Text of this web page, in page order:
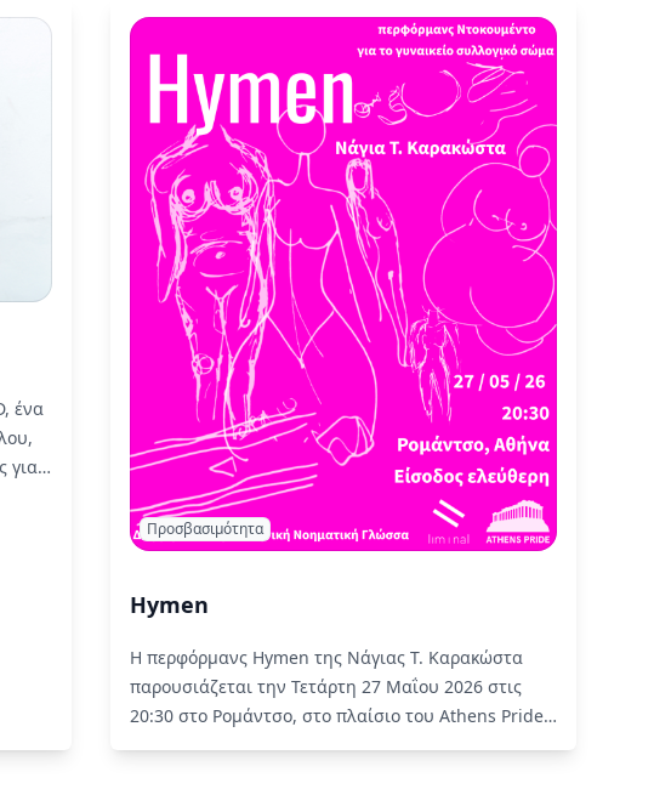
ένα
για
Προσβασιμότητα
Hymen
Η περφόρμανς Hymen της Νάγιας Τ. Καρακώστα
παρουσιάζεται την Τετάρτη 27 Μαΐου 2026 στις
20:30 στο Ρομάντσο, στο πλαίσιο του Athens Pride
2026.Read More